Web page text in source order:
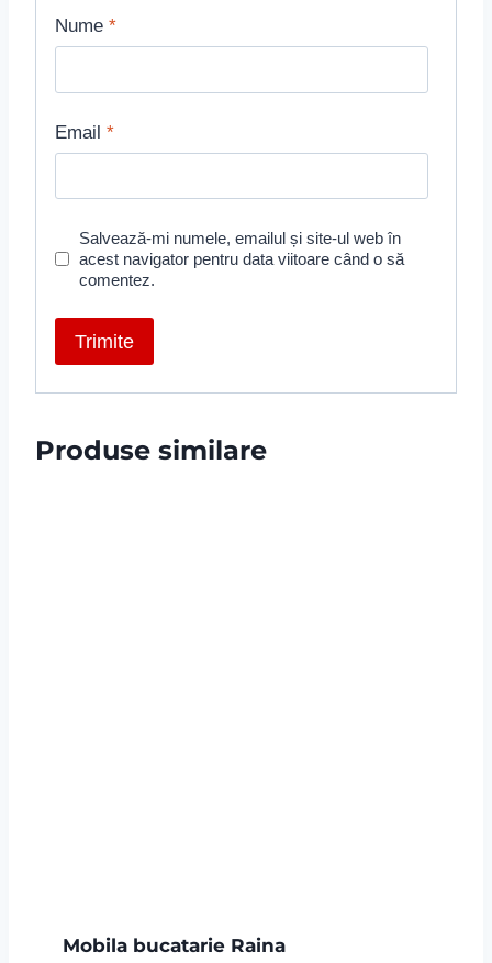
Nume *
Email *
Salvează-mi numele, emailul și site-ul web în
acest navigator pentru data viitoare când o să
comentez.
Produse similare
Mobila bucatarie Raina